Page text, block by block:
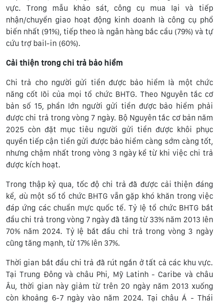
vực. Trong mẫu khảo sát, công cụ mua lại và tiếp
nhận/chuyển giao hoạt động kinh doanh là công cụ phổ
biến nhất (91%), tiếp theo là ngân hàng bắc cầu (79%) và tự
cứu trợ bail-in (60%).
Cải thiện trong chi trả bảo hiểm
Chi trả cho người gửi tiền được bảo hiểm là một chức
năng cốt lõi của mọi tổ chức BHTG. Theo Nguyên tắc cơ
bản số 15, phần lớn người gửi tiền được bảo hiểm phải
được chi trả trong vòng 7 ngày. Bộ Nguyên tắc cơ bản năm
2025 còn đặt mục tiêu người gửi tiền được khôi phục
quyền tiếp cận tiền gửi được bảo hiểm càng sớm càng tốt,
nhưng chậm nhất trong vòng 3 ngày kể từ khi việc chi trả
được kích hoạt.
Trong thập kỷ qua, tốc độ chi trả đã được cải thiện đáng
kể, dù một số tổ chức BHTG vẫn gặp khó khăn trong việc
đáp ứng các chuẩn mực quốc tế. Tỷ lệ tổ chức BHTG bắt
đầu chi trả trong vòng 7 ngày đã tăng từ 33% năm 2013 lên
70% năm 2024. Tỷ lệ bắt đầu chi trả trong vòng 3 ngày
cũng tăng mạnh, từ 17% lên 37%.
Thời gian bắt đầu chi trả đã rút ngắn ở tất cả các khu vực.
Tại Trung Đông và châu Phi, Mỹ Latinh - Caribe và châu
Âu, thời gian này giảm từ trên 20 ngày năm 2013 xuống
còn khoảng 6-7 ngày vào năm 2024. Tại châu Á - Thái